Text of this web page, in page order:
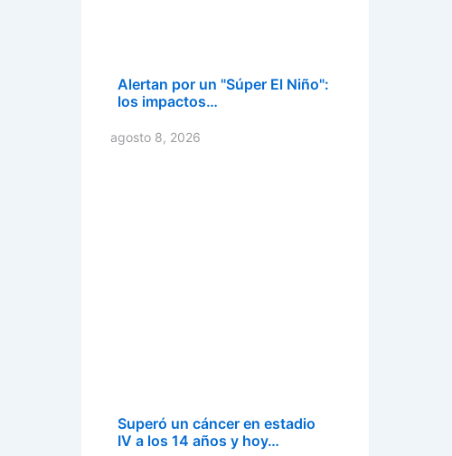
Alertan por un "Súper El Niño":
los impactos…
agosto 8, 2026
Superó un cáncer en estadio
IV a los 14 años y hoy…